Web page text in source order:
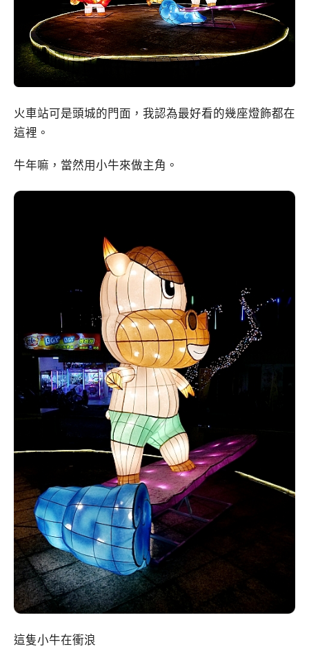
火車站可是頭城的門面，我認為最好看的幾座燈飾都在
這裡。
牛年嘛，當然用小牛來做主角。
這隻小牛在衝浪